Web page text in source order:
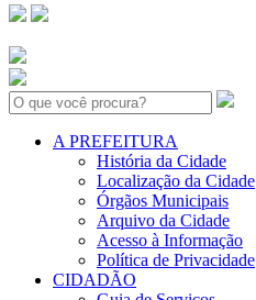
Search:
A PREFEITURA
História da Cidade
Localização da Cidade
Órgãos Municipais
Arquivo da Cidade
Acesso à Informação
Política de Privacidade
CIDADÃO